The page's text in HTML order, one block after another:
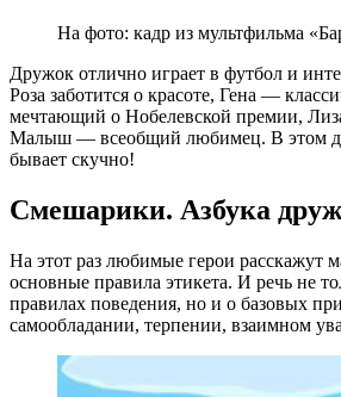
На фото: кадр из мультфильма
Дружок отлично играет в футбол и
Роза заботится о красоте, Гена —
мечтающий о Нобелевской премии,
Малыш — всеобщий любимец. В этом
бывает скучно!
Смешарики. Азбука
На этот раз любимые герои расскажут
основные правила этикета. И речь не
правилах поведения, но и о базовых
самообладании, терпении, взаимном